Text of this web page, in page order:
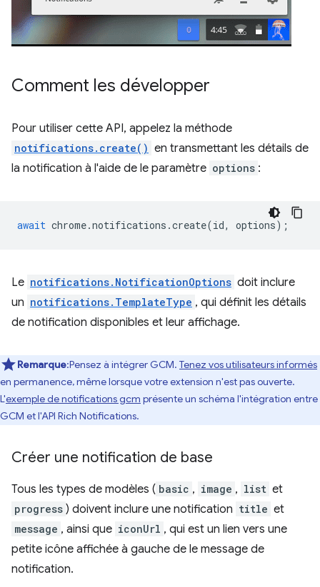
Comment les développer
Pour utiliser cette API, appelez la méthode
notifications.create() en transmettant les détails de
la notification à l'aide de le paramètre options :
await chrome.notifications .create(id, options);
Le notifications.NotificationOptions doit inclure
un notifications.TemplateType , qui définit les détails
de notification disponibles et leur affichage.
Remarque:Pensez à intégrer GCM. Tenez vos utilisateurs informés
en permanence, même lorsque votre extension n'est pas ouverte.
L'exemple de notifications gcm présente un schéma l'intégration entre
GCM et l'API Rich Notifications.
Créer une notification de base
Tous les types de modèles ( basic , image , list et
progress ) doivent inclure une notification title et
message , ainsi que iconUrl , qui est un lien vers une
petite icône affichée à gauche de le message de
notification.